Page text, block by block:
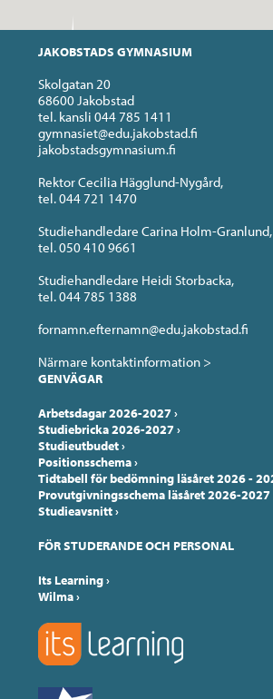
JAKOBSTADS GYMNASIUM
Skolgatan 20
68600 Jakobstad
tel. kansli 044 785 1411
gymnasiet@edu.jakobstad.fi
jakobstadsgymnasium.fi
Rektor Cecilia Hägglund-Nygård,
tel. 044 721 1470
Studiehandledare Carina Holm-Granlund,
tel. 050 410 9661
Studiehandledare Heidi Storbacka,
tel. 044 785 1388
fornamn.efternamn@edu.jakobstad.fi
Närmare kontaktinformation >
GENVÄGAR
Arbetsdagar 2026-2027›
Studiebricka 2026-2027›
Studieutbudet›
Positionsschema›
Tidtabell för bedömning läsåret 2026 -
Provutgivningsschema läsåret 2026-2027
Studieavsnitt›
FÖR STUDERANDE OCH PERSONAL
Its Learning›
Wilma›